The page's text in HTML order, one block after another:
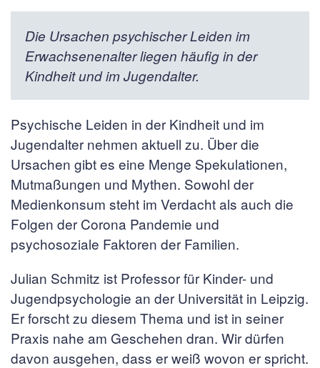
Die Ursachen psychischer Leiden im
Erwachsenenalter liegen häufig in der
Kindheit und im Jugendalter.
Psychische Leiden in der Kindheit und im
Jugendalter nehmen aktuell zu. Über die
Ursachen gibt es eine Menge Spekulationen,
Mutmaßungen und Mythen. Sowohl der
Medienkonsum steht im Verdacht als auch die
Folgen der Corona Pandemie und
psychosoziale Faktoren der Familien.
Julian Schmitz ist Professor für Kinder- und
Jugendpsychologie an der Universität in Leipzig.
Er forscht zu diesem Thema und ist in seiner
Praxis nahe am Geschehen dran. Wir dürfen
davon ausgehen, dass er weiß wovon er spricht.